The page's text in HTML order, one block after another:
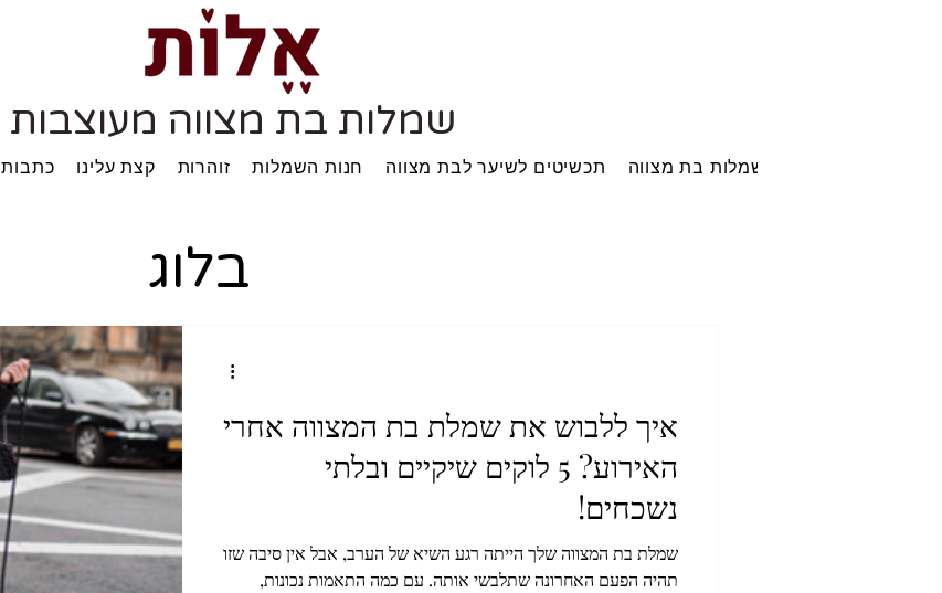
שמלות בת מצווה מעוצבות
שמלות בת מצווה תכשיטים לשיער לבת מצווה חנות השמלות זוהרות קצת עלינו כתבות
בלוג
איך ללבוש את שמלת בת המצווה אחרי
האירוע? 5 לוקים שיקיים ובלתי
נשכחים!
שמלת בת המצווה שלך הייתה רגע השיא של הערב, אבל אין סיבה שזו
תהיה הפעם האחרונה שתלבשי אותה. עם כמה התאמות נכונות,